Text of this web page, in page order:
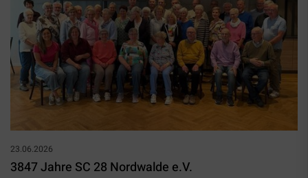
23.06.2026
3847 Jahre SC 28 Nordwalde e.V.